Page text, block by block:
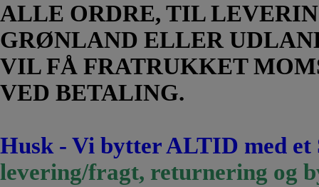
ALLE ORDRE, TIL
GRØNLAND ELLER
VIL FÅ FRATRUKKET
VED BETALING.
Husk - Vi bytter ALTID med
levering/fragt, returnering og